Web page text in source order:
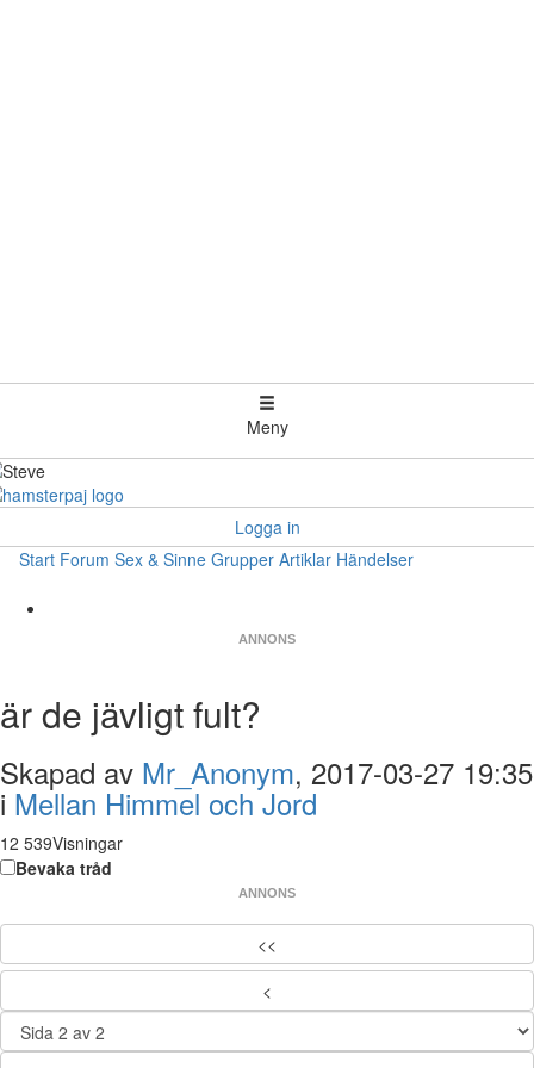
Meny
Logga in
Start Forum Sex & Sinne Grupper Artiklar Händelser
ANNONS
är de jävligt fult?
Skapad av Mr_Anonym, 2017-03-27 19:35
i Mellan Himmel och Jord
12 539Visningar
Bevaka tråd
ANNONS
<<
<